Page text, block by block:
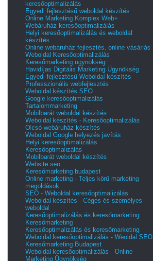
keresőoptimalizálás
Egyedi fejlesztésű weboldal készítés
Online Marketing Komplex Web+
Webáruház keresőoptimalizálás
Helyi keresőoptimalizálás és weboldal
készítés
Online webáruház fejlesztés, online vásárlás
Weboldal Keresőoptimalizálás
Keresőmarketing ügynökség
Havidíjas Digitális Marketing Ügynökség
Egyedi fejlesztésű Weboldal készítés
Professzionális webfejlesztés
Weboldal készítés SEO
Google keresőoptimalizálás
Tartalommarketing
Mobilbarát weboldal készítés
Weboldal készítés - Keresőoptimalizálás
Olcsó webáruház készítés
Weboldal Google helyezés javítás
Helyi keresőoptimalizálás
Keresőoptimalizálás
Mobilbarát weboldal készítés
Website seo
Keresőmarketing budapest
Online marketing - Teljes körű marketing
megoldások
SEO - Weboldal keresőoptimalizálás
Weboldal készítés - Céges és személyes
weboldal
Keresőoptimalizálás és keresőmarketing
Keresőmarketing
Keresőoptimalizálás és keresőmarketing
Weboldal keresőoptimalizálás - Weoldal SEO
Keresőmarketing Budapest
Weboldal keresőoptimalizálás - Online
Marketing Ügynökség